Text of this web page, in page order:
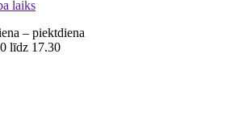
laiks
– piektdiena
līdz 17.30